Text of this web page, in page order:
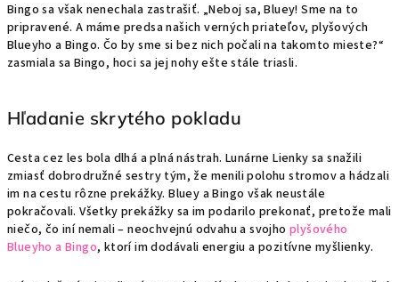
Bingo sa však nenechala zastrašiť. „Neboj sa, Bluey! Sme na to
pripravené. A máme predsa našich verných priateľov, plyšových
Blueyho a Bingo. Čo by sme si bez nich počali na takomto mieste?“
zasmiala sa Bingo, hoci sa jej nohy ešte stále triasli.
Hľadanie skrytého pokladu
Cesta cez les bola dlhá a plná nástrah. Lunárne Lienky sa snažili
zmiasť dobrodružné sestry tým, že menili polohu stromov a hádzali
im na cestu rôzne prekážky. Bluey a Bingo však neustále
pokračovali. Všetky prekážky sa im podarilo prekonať, pretože mali
niečo, čo iní nemali – neochvejnú odvahu a svojho plyšového
Blueyho a Bingo, ktorí im dodávali energiu a pozitívne myšlienky.